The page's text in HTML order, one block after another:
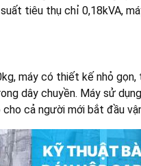
tiêu thụ chỉ 0,18kVA,
máy có thiết kế nhỏ
dây chuyền. Máy sử
cả người mới bắt đầu